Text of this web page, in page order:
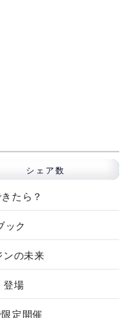
シェア数
たら？
ック
ンの未来
登場
定開催